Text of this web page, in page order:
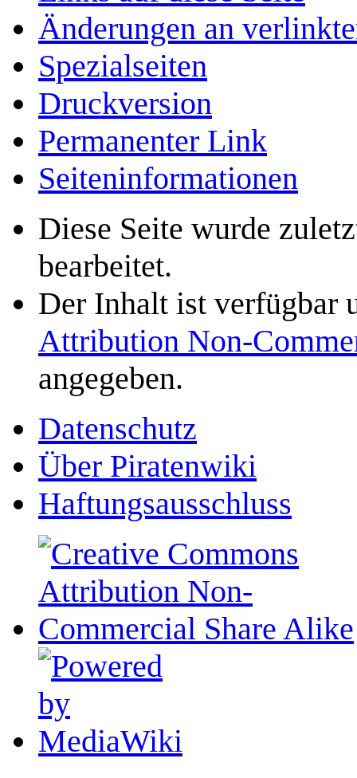
Änderungen an
Spezialseiten
Druckversion
Permanenter Link
Seiten­­informationen
Diese Seite wurde
bearbeitet.
Der Inhalt ist verfügbar
Attribution Non-
angegeben.
Datenschutz
Über Piratenwiki
Haftungsausschluss